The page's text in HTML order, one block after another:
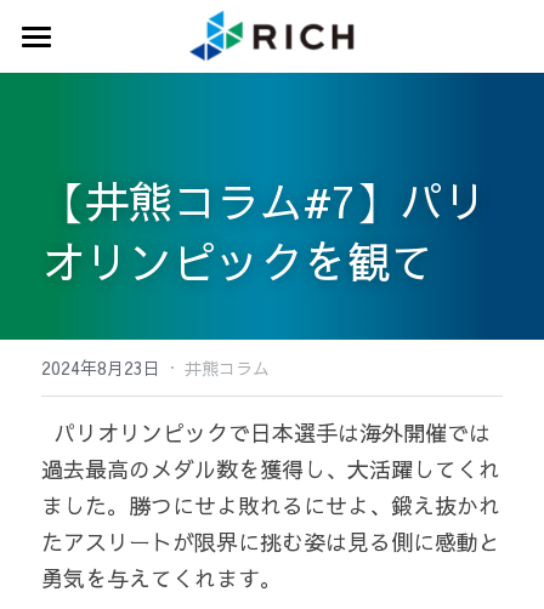
トップ
実績紹介
専門家ネットワーク
ニュース
お問い合わせ
【井熊コラム#7】パリ
オリンピックを観て
2024年8月23日 · 井熊コラム
過去最高のメダル数を獲得し、大活躍してくれ
ました。勝つにせよ敗れるにせよ、鍛え抜かれ
たアスリートが限界に挑む姿は見る側に感動と
勇気を与えてくれます。